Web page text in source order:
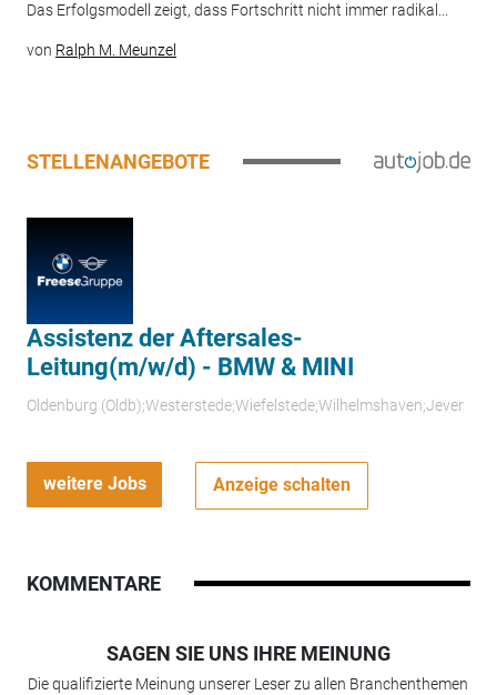
Das Erfolgsmodell zeigt, dass Fortschritt nicht immer radikal...
von Ralph M. Meunzel
STELLENANGEBOTE
Assistenz der Aftersales-
Leitung(m/w/d) - BMW & MINI
Oldenburg (Oldb);Westerstede;Wiefelstede;Wilhelmshaven;Jever
weitere Jobs Anzeige schalten
KOMMENTARE
SAGEN SIE UNS IHRE MEINUNG
Die qualifizierte Meinung unserer Leser zu allen Branchenthemen